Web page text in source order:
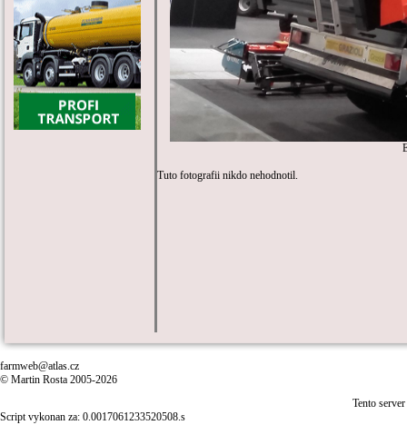
Tuto fotografii nikdo nehodnotil.
farmweb@atlas.cz
© Martin Rosta 2005-2026
Tento
Script vykonan za: 0.0017061233520508.s